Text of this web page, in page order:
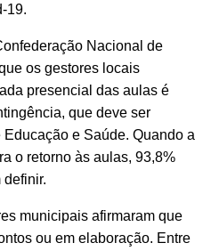
19.
Nacional de
os gestores locais
presencial das aulas é
que deve ser
e Saúde. Quando a
o retorno às aulas, 93,8%
definir.
municipais afirmaram que
ou em elaboração. Entre